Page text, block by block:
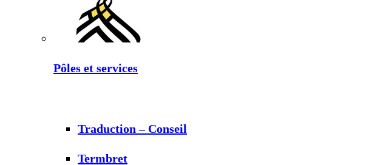
Pôles et services
Traduction – Conseil
Termbret